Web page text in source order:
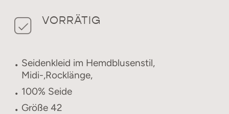
VORRÄTIG
Seidenkleid im Hemdblusenstil,
Midi-,Rocklänge,
100% Seide
Größe 42